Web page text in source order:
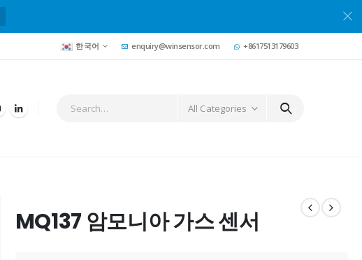
한국어 enquiry@winsensor.com +8617513179603
All Categories
MQ137 암모니아 가스 센서